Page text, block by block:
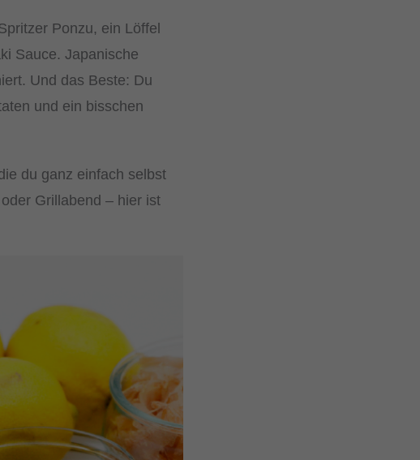
Ponzu, ein Löffel
Sauce. Japanische
Und das Beste: Du
und ein bisschen
du ganz einfach selbst
Grillabend – hier ist